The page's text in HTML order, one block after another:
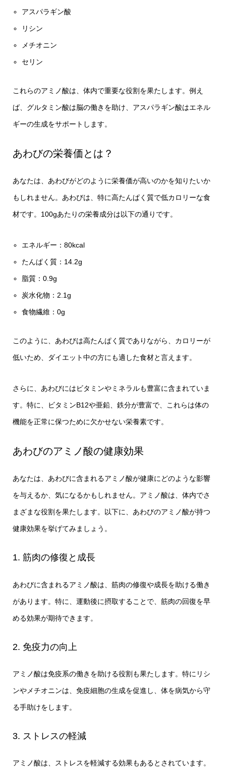
アスパラギン酸
リシン
メチオニン
セリン
これらのアミノ酸は、体内で重要な役割を果たします。例え
ば、グルタミン酸は脳の働きを助け、アスパラギン酸はエネル
ギーの生成をサポートします。
あわびの栄養価とは？
あなたは、あわびがどのように栄養価が高いのかを知りたいか
もしれません。あわびは、特に高たんぱく質で低カロリーな食
材です。100gあたりの栄養成分は以下の通りです。
エネルギー：80kcal
たんぱく質：14.2g
脂質：0.9g
炭水化物：2.1g
食物繊維：0g
このように、あわびは高たんぱく質でありながら、カロリーが
低いため、ダイエット中の方にも適した食材と言えます。
さらに、あわびにはビタミンやミネラルも豊富に含まれていま
す。特に、ビタミンB12や亜鉛、鉄分が豊富で、これらは体の
機能を正常に保つために欠かせない栄養素です。
あわびのアミノ酸の健康効果
あなたは、あわびに含まれるアミノ酸が健康にどのような影響
を与えるか、気になるかもしれません。アミノ酸は、体内でさ
まざまな役割を果たします。以下に、あわびのアミノ酸が持つ
健康効果を挙げてみましょう。
1. 筋肉の修復と成長
あわびに含まれるアミノ酸は、筋肉の修復や成長を助ける働き
があります。特に、運動後に摂取することで、筋肉の回復を早
める効果が期待できます。
2. 免疫力の向上
アミノ酸は免疫系の働きを助ける役割も果たします。特にリシ
ンやメチオニンは、免疫細胞の生成を促進し、体を病気から守
る手助けをします。
3. ストレスの軽減
アミノ酸は、ストレスを軽減する効果もあるとされています。